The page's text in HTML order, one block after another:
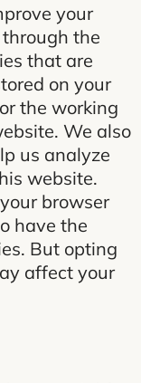
your
the
that are
on your
the working
We also
us analyze
website.
browser
have the
But opting
affect your